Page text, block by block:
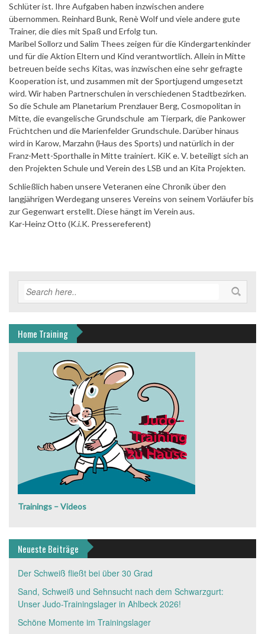
Schlüter ist. Ihre Aufgaben haben inzwischen andere
übernommen. Reinhard Bunk, Renè Wolf und viele andere gute
Trainer, die dies mit Spaß und Erfolg tun.
Maribel Sollorz und Salim Thees zeigen für die Kindergartenkinder
und für die Aktion Eltern und Kind verantwortlich. Allein in Mitte
betreuen beide sechs Kitas, was inzwischen eine sehr gefragte
Kooperation ist, und zusammen mit der Sportjugend umgesetzt
wird. Wir haben Partnerschulen in verschiedenen Stadtbezirken.
So die Schule am Planetarium Prenzlauer Berg, Cosmopolitan in
Mitte, die evangelische Grundschule am Tierpark, die Pankower
Früchtchen und die Marienfelder Grundschule. Darüber hinaus
wird in Karow, Marzahn (Haus des Sports) und natürlich in der
Franz-Mett-Sporthalle in Mitte trainiert. KiK e. V. beteiligt sich an
den Projekten Schule und Verein des LSB und an Kita Projekten.
Schließlich haben unsere Veteranen eine Chronik über den
langjährigen Werdegang unseres Vereins von seinem Vorläufer bis
zur Gegenwart erstellt. Diese hängt im Verein aus.
Kar-Heinz Otto (K.i.K. Pressereferent)
Home Training
Trainings – Videos
Neueste Beiträge
Der Schweiß fließt bei über 30 Grad
Sand, Schweiß und Sehnsucht nach dem Schwarzgurt:
Unser Judo-Trainingslager in Ahlbeck 2026!
Schöne Momente im Trainingslager